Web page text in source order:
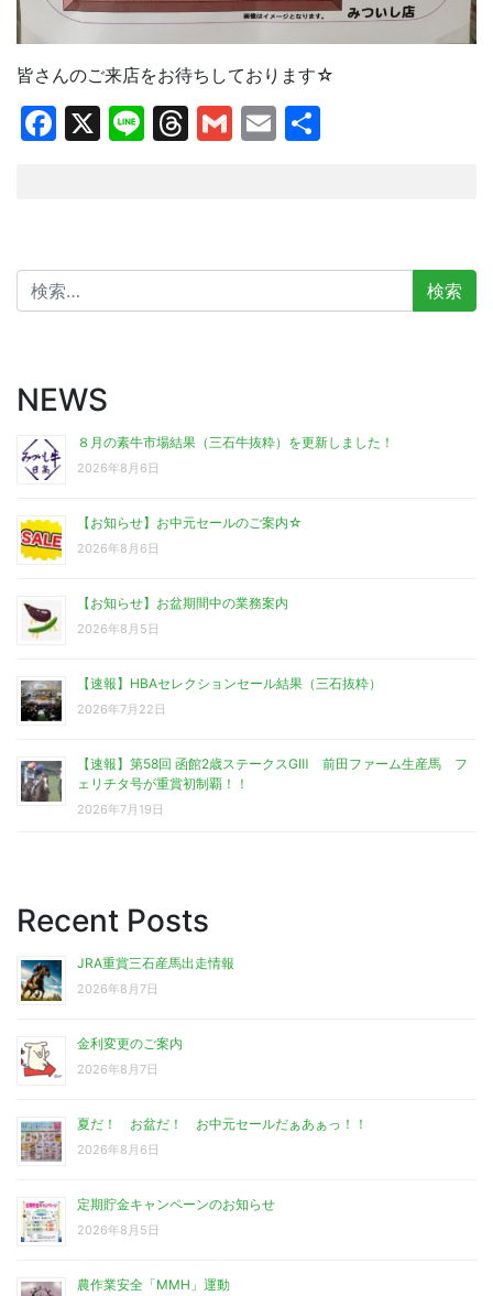
皆さんのご来店をお待ちしております☆
Facebook
X LineThreads
Gmail
Email
検
索:
NEWS
８月の素牛市場結果（三石牛抜粋）を更新しました！
2026年8月6日
【お知らせ】お中元セールのご案内☆
2026年8月6日
【お知らせ】お盆期間中の業務案内
2026年8月5日
【速報】HBAセレクションセール結果（三石抜粋）
2026年7月22日
【速報】第58回 函館2歳ステークスGⅢ 前田ファーム生産馬 フ
ェリチタ号が重賞初制覇！！
2026年7月19日
Recent Posts
JRA重賞三石産馬出走情報
2026年8月7日
金利変更のご案内
2026年8月7日
夏だ！ お盆だ！ お中元セールだぁあぁっ！！
2026年8月6日
定期貯金キャンペーンのお知らせ
2026年8月5日
農作業安全「MMH」運動